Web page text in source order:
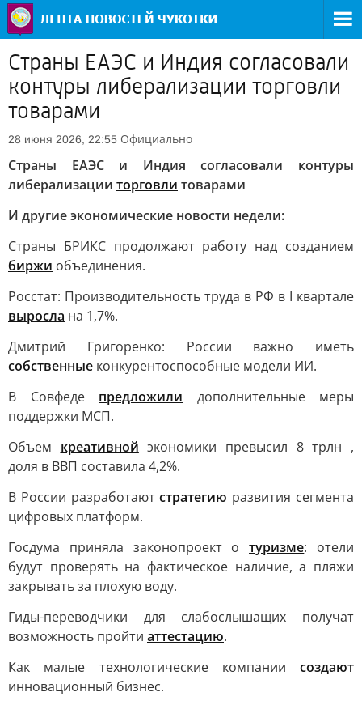
Страны ЕАЭС и Индия согласовали
контуры либерализации торговли
товарами
28 июня 2026, 22:55 Официально
Страны ЕАЭС и Индия согласовали контуры
либерализации торговли товарами
И другие экономические новости недели:
Страны БРИКС продолжают работу над созданием
биржи объединения.
Росстат: Производительность труда в РФ в I квартале
выросла на 1,7%.
Дмитрий Григоренко: России важно иметь
собственные конкурентоспособные модели ИИ.
В Совфеде предложили дополнительные меры
поддержки МСП.
Объем креативной экономики превысил 8 трлн ,
доля в ВВП составила 4,2%.
В России разработаютстратегию развития сегмента
цифровых платформ.
Госдума приняла законопроект отуризме: отели
будут проверять на фактическое наличие, а пляжи
закрывать за плохую воду.
Гиды-переводчики для слабослышащих получат
возможность пройти аттестацию.
Как малые технологические компании создают
инновационный бизнес.